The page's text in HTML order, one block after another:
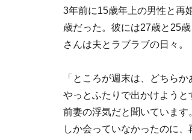
3年前に15歳年上の男性と再
歳だった。彼には27歳と25
さんは夫とラブラブの日々。
「ところが週末は、どちら
やっとふたりで出かけよう
前妻の浮気だと聞いていま
しか会っていなかったのに